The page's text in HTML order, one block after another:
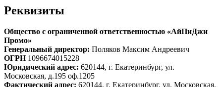
Реквизиты
Общество с ограниченной ответственностью «АйПиДжи
Промо»
Генеральный директор: Поляков Максим Андреевич
ОГРН1096674015228
Юридический адрес: 620144, г. Екатеринбург, ул.
Московская, д.195 оф.1205
Фактический адрес: 620144, г. Екатеринбург, ул. Московская,